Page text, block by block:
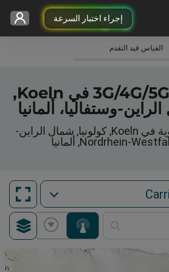
إجراء اختبار السرعة
القياس قيد التقدم
خريطة تغطية 3G/4G/5G في Koeln,
وستفاليا، ألمانيا
شبكات البيانات الخلوية في Koeln, كولونيا, شمال الراين-